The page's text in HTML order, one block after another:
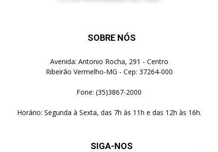
SOBRE NÓS
Avenida: Antonio Rocha, 291 - Centro
Ribeirão Vermelho-MG - Cep: 37264-000
Fone: (35)3867-2000
Horário: Segunda à Sexta, das 7h às 11h e das 12h às 16h.
SIGA-NOS